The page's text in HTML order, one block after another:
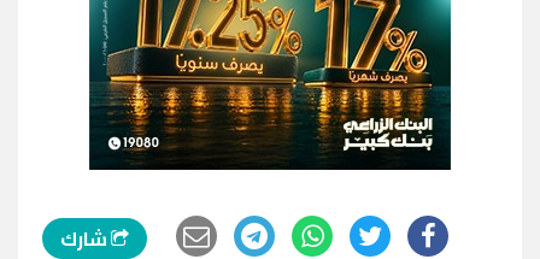
شارك